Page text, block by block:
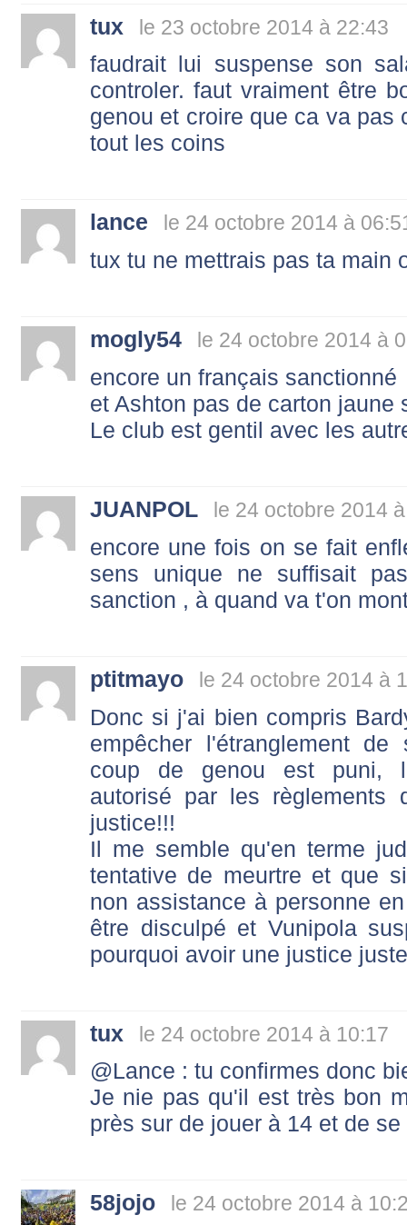
tux le 23 octobre 2014 à 22:43
faudrait lui suspense son
controler. faut vraiment être
genou et croire que ca va
tout les coins
lance le 24 octobre 2014 à
tux tu ne mettrais pas ta main
mogly54 le 24 octobre 2014 à
encore un français sanctionné
et Ashton pas de carton jaune
Le club est gentil avec les
JUANPOL le 24 octobre 2014
encore une fois on se fait
sens unique ne suffisait
sanction , à quand va t'on
ptitmayo le 24 octobre 2014 à
Donc si j'ai bien compris
empêcher l'étranglement
coup de genou est puni,
autorisé par les règlements
justice!!!
Il me semble qu'en terme
tentative de meurtre et que
non assistance à personne
être disculpé et Vunipola
pourquoi avoir une justice
tux le 24 octobre 2014 à 10:17
@Lance : tu confirmes donc
Je nie pas qu'il est très bon
près sur de jouer à 14 et de
58jojo le 24 octobre 2014 à